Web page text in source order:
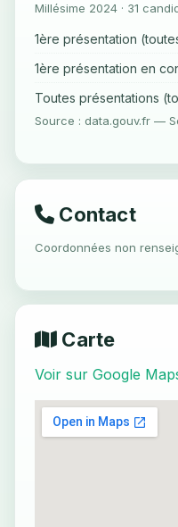
Millésime 2024 · 31
1ère présentation
1ère présentation en
Toutes présentations
Source : data.gouv.fr —
Contact
Coordonnées non
Carte
Voir sur Google